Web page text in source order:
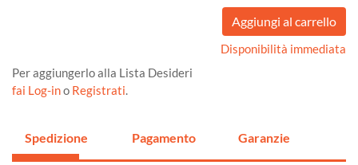
Disponibilità immediata
Per aggiungerlo alla Lista Desideri
fai Log-ino Registrati.
Spedizione Pagamento Garanzie